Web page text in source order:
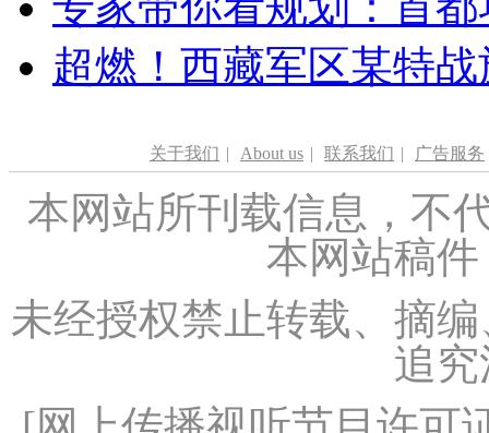
超燃！西藏军区某特
关于我们 | About us | 联系我们 | 广告服务
本网站所刊载信息，不
本网站稿
未经授权禁止转载、摘
追